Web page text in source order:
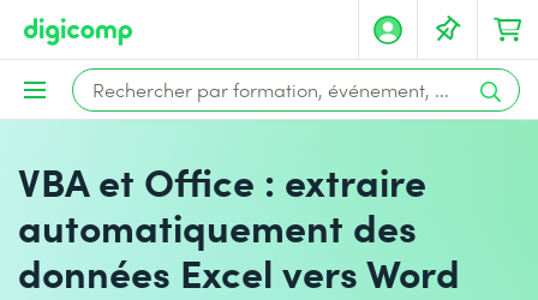
VBA et Office : extraire
automatiquement des
données Excel vers Word